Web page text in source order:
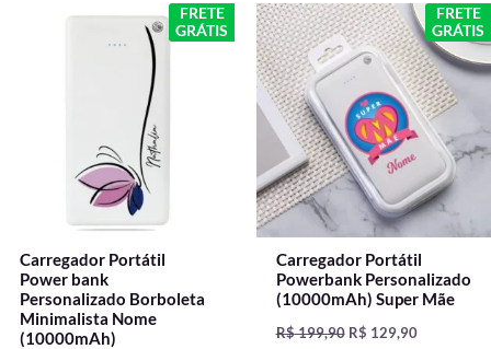
FRETE
GRÁTIS
Carregador Portátil
Power bank
Personalizado Borboleta
Minimalista Nome
(10000mAh)
original
R$ 199,90.
O
preço
FRETE
GRÁTIS
Carregador Portátil
Powerbank Personalizado
(10000mAh) Super Mãe
R$199,90
O
preço
original
era:
R$ 199,90.
R$ 129,90
O
preço
atual
é:
R$ 129,90.